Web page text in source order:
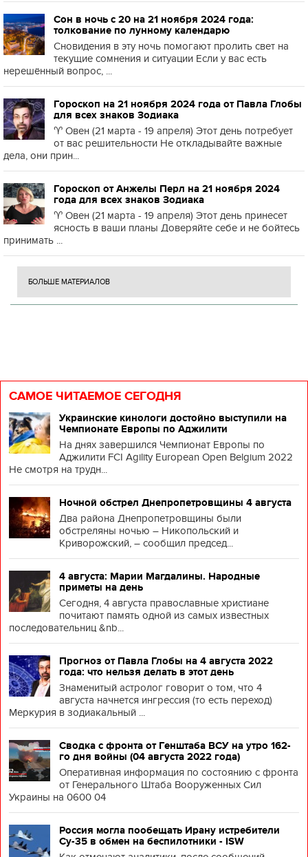
Сон в ночь с 20 на 21 ноября 2024 года:
толкование по лунному календарю
Сновидения в эту ночь помогают пролить свет на
текущие сомнения и ситуации Если у вас есть
нерешённый вопрос, ...
Гороскоп на 21 ноября 2024 года от Павла Глобы
для всех знаков Зодиака
♈️ Овен (21 марта - 19 апреля) Этот день потребует
от вас решительности Не откладывайте важные
дела, они прин...
Гороскоп от Анжелы Перл на 21 ноября 2024
года для всех знаков Зодиака
♈️ Овен (21 марта - 19 апреля) Этот день принесет
ясность в ваши планы Доверяйте себе и не бойтесь
принимать ...
БОЛЬШЕ МАТЕРИАЛОВ
САМОЕ ЧИТАЕМОЕ СЕГОДНЯ
Украинские кинологи достойно выступили на
Чемпионате Европы по Аджилити
На днях завершился Чемпионат Европы по
Аджилити FCI Agility European Open Belgium 2022
Не смотря на трудн...
Ночной обстрел Днепропетровщины 4 августа
Два района Днепропетровщины были
обстреляны ночью – Никопольский и
Криворожский, – сообщил председ...
4 августа: Марии Магдалины. Народные
приметы на день
Сегодня, 4 августа православные христиане
почитают память одной из самых известных
последовательниц &nb...
Прогноз от Павла Глобы на 4 августа 2022
года: что нельзя делать в этот день
Знаменитый астролог говорит о том, что 4
августа начнется ингрессия (то есть переход)
Меркурия в зодиакальный ...
Сводка с фронта от Генштаба ВСУ на утро 162-
го дня войны (04 августа 2022 года)
Оперативная информация по состоянию с фронта
от Генерального Штаба Вооруженных Сил
Украины на 0600 04
Россия могла пообещать Ирану истребители
Су-35 в обмен на беспилотники - ISW